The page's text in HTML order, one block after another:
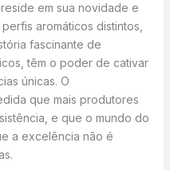
em sua novidade e
aromáticos distintos,
fascinante de
têm o poder de cativar
únicas. O
que mais produtores
e que o mundo do
a excelência não é